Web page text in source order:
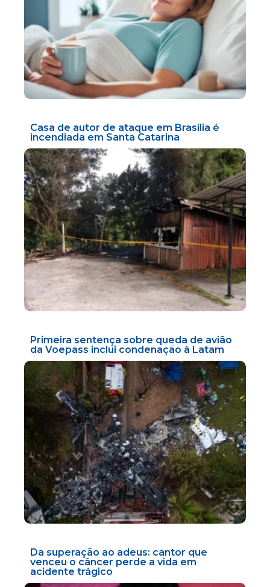
Casa de autor de ataque em Brasília é
incendiada em Santa Catarina
Primeira sentença sobre queda de avião
da Voepass inclui condenação à Latam
Da superação ao adeus: cantor que
venceu o câncer perde a vida em
acidente trágico